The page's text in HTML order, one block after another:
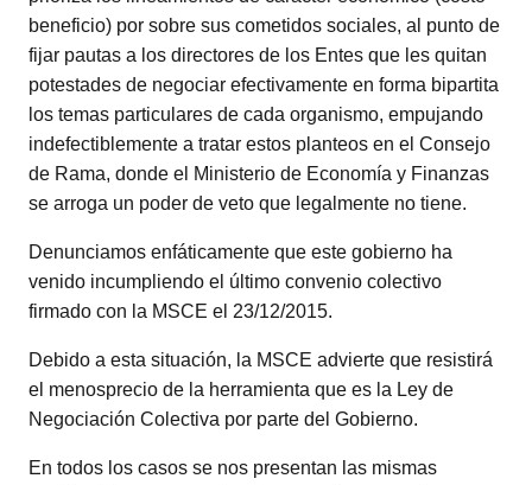
beneficio) por sobre sus cometidos sociales, al punto de
fijar pautas a los directores de los Entes que les quitan
potestades de negociar efectivamente en forma bipartita
los temas particulares de cada organismo, empujando
indefectiblemente a tratar estos planteos en el Consejo
de Rama, donde el Ministerio de Economía y Finanzas
se arroga un poder de veto que legalmente no tiene.
Denunciamos enfáticamente que este gobierno ha
venido incumpliendo el último convenio colectivo
firmado con la MSCE el 23/12/2015.
Debido a esta situación, la MSCE advierte que resistirá
el menosprecio de la herramienta que es la Ley de
Negociación Colectiva por parte del Gobierno.
En todos los casos se nos presentan las mismas